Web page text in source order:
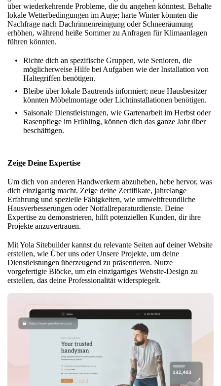
über wiederkehrende Probleme, die du angehen könntest. Behalte
lokale Wetterbedingungen im Auge; harte Winter könnten die
Nachfrage nach Dachrinnenreinigung oder Schneeräumung
erhöhen, während heiße Sommer zu Anfragen für Klimaanlagen
führen könnten.
Richte dich an spezifische Gruppen, wie Senioren, die
möglicherweise Hilfe bei Aufgaben wie der Installation von
Haltegriffen benötigen.
Bleibe über lokale Bautrends informiert; neue Hausbesitzer
könnten Möbelmontage oder Lichtinstallationen benötigen.
Saisonale Dienstleistungen, wie Gartenarbeit im Herbst oder
Rasenpflege im Frühling, können dich das ganze Jahr über
beschäftigen.
Zeige Deine Expertise
Um dich von anderen Handwerkern abzuheben, hebe hervor, was
dich einzigartig macht. Zeige deine Zertifikate, jahrelange
Erfahrung und spezielle Fähigkeiten, wie umweltfreundliche
Hausverbesserungen oder Notfallreparaturdienste. Deine
Expertise zu demonstrieren, hilft potenziellen Kunden, dir ihre
Projekte anzuvertrauen.
Mit Yola Sitebuilder kannst du relevante Seiten auf deiner Website
erstellen, wie Über uns oder Unsere Projekte, um deine
Dienstleistungen überzeugend zu präsentieren. Nutze
vorgefertigte Blöcke, um ein einzigartiges Website-Design zu
erstellen, das deine Professionalität widerspiegelt.